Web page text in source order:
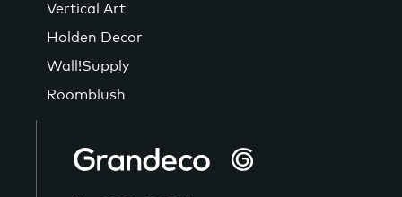
Vertical Art
Holden Decor
Wall!Supply
Roomblush